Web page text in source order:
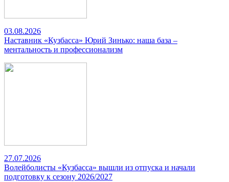
03.08.2026
Наставник «Кузбасса» Юрий Зинько: наша база –
ментальность и профессионализм
27.07.2026
Волейболисты «Кузбасса» вышли из отпуска и начали
подготовку к сезону 2026/2027